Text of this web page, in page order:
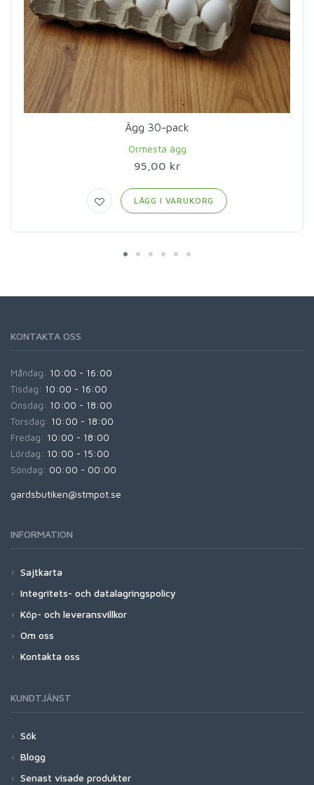
Ägg 30-pack
Ormesta ägg
95,00 kr
LÄGG I VARUKORG
KONTAKTA OSS
Måndag: 10:00 - 16:00
Tisdag: 10:00 - 16:00
Onsdag: 10:00 - 18:00
Torsdag: 10:00 - 18:00
Fredag: 10:00 - 18:00
Lördag: 10:00 - 15:00
Söndag: 00:00 - 00:00
gardsbutiken@stmpot.se
INFORMATION
Sajtkarta
Integritets- och datalagringspolicy
Köp- och leveransvillkor
Om oss
Kontakta oss
KUNDTJÄNST
Sök
Blogg
Senast visade produkter